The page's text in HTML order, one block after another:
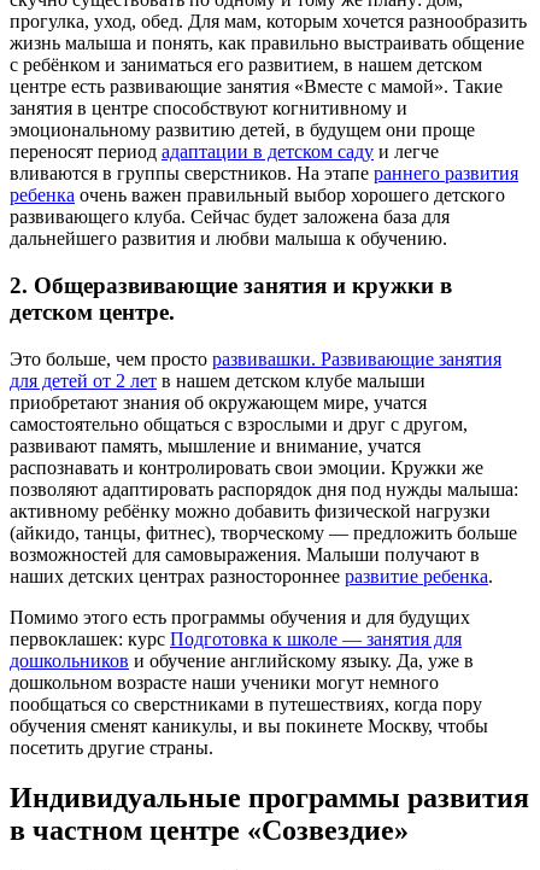
прогулка, уход, обед. Для мам, которым хочется разнообразить
жизнь малыша и понять, как правильно выстраивать общение
с ребёнком и заниматься его развитием, в нашем детском
центре есть развивающие занятия «Вместе с мамой». Такие
занятия в центре способствуют когнитивному и
эмоциональному развитию детей, в будущем они проще
переносят период адаптации в детском саду и легче
вливаются в группы сверстников. На этапе раннего развития
ребенка очень важен правильный выбор хорошего детского
развивающего клуба. Сейчас будет заложена база для
дальнейшего развития и любви малыша к обучению.
2. Общеразвивающие занятия и кружки в
детском центре.
Это больше, чем просто развивашки. Развивающие занятия
для детей от 2 лет в нашем детском клубе малыши
приобретают знания об окружающем мире, учатся
самостоятельно общаться с взрослыми и друг с другом,
развивают память, мышление и внимание, учатся
распознавать и контролировать свои эмоции. Кружки же
позволяют адаптировать распорядок дня под нужды малыша:
активному ребёнку можно добавить физической нагрузки
(айкидо, танцы, фитнес), творческому — предложить больше
возможностей для самовыражения. Малыши получают в
наших детских центрах разностороннее развитие ребенка.
Помимо этого есть программы обучения и для будущих
первоклашек: курс Подготовка к школе — занятия для
дошкольников и обучение английскому языку. Да, уже в
дошкольном возрасте наши ученики могут немного
пообщаться со сверстниками в путешествиях, когда пору
обучения сменят каникулы, и вы покинете Москву, чтобы
посетить другие страны.
Индивидуальные программы развития
в частном центре «Созвездие»